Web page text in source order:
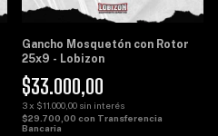
Gancho Mosquetón con Rotor
25x9 - Lobizon
$33.000,00
3x $11.000,00 sin interés
$29.700,00 con Transferencia
Bancaria